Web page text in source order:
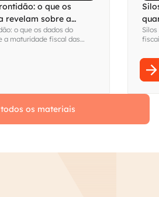
o que os
revelam sobre a
empresas brasileiras
o que os dados do
a maturidade fiscal das
sem
os materiais